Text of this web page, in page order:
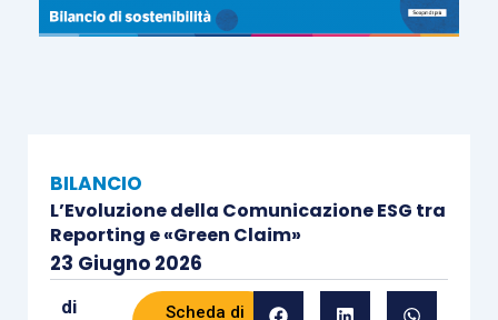
BILANCIO
L’Evoluzione della Comunicazione ESG tra
Reporting e «Green Claim»
23 Giugno 2026
di
Scheda di